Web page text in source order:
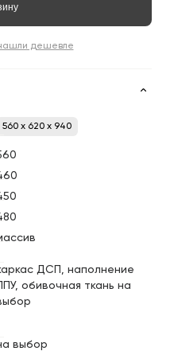
дешевле
560 x 620 x 940
ДСП, наполнение
обивочная ткань на
выбор